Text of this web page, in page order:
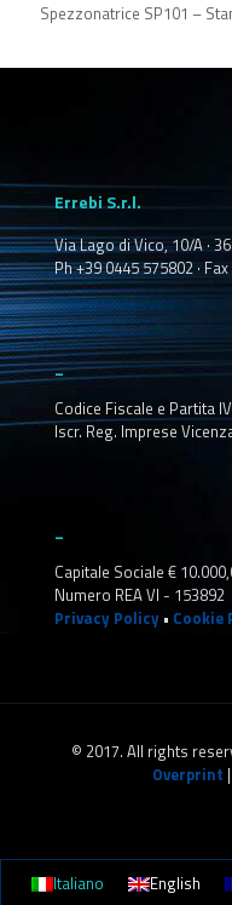
Spezzonatrice SP101 –
Errebi S.r.l.
Via Lago di Vico, 10/A ·
Ph +39 0445 575802 ·
_
Codice Fiscale e Partita
Iscr. Reg. Imprese
Capitale Sociale €
Numero REA VI - 153892
Privacy Policy • Cookie
© 2017. All rights
Overprint |
Italiano English